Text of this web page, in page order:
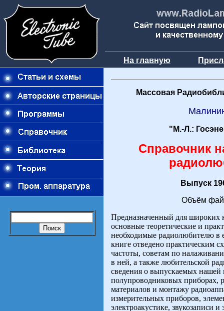
На главную
Массовая
"М.-Л.:
Справочник
Выпуск
Объём
Предназначенный для широких
основные теоретические и
необходимые радиолюбителю в
книге отведено практическим
частоты, советам по
в ней, а также любительской
сведения о выпускаемых
полупроводниковых приборах,
материалов и монтажу
измерительных приборов,
электроакустике, звукозаписи